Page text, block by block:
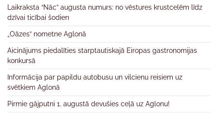
Laikraksta “Nāc” augusta numurs: no vēstures krustcelēm līdz
dzīvai ticībai šodien
„Oāzes” nometne Aglonā
Aicinājums piedalīties starptautiskajā Eiropas gastronomijas
konkursā
Informācija par papildu autobusu un vilcienu reisiem uz
svētkiem Aglonā
Pirmie gājputni 1. augustā devušies ceļā uz Aglonu!